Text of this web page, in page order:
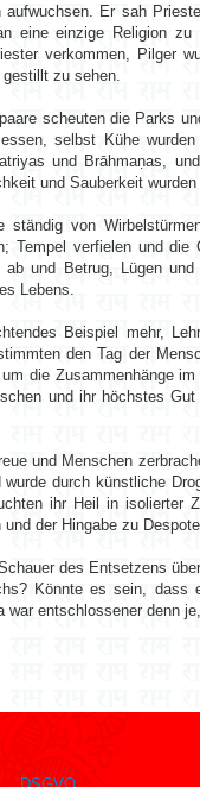
Er sah
einzige Religion zu
verkommen, Pilger
zu sehen.
scheuten die Parks
selbst Kühe
und Brāhmaṇas,
und Sauberkeit
von
verfielen und die
und Betrug, Lügen
Lebens.
Beispiel mehr,
den Tag der
die Zusammenhänge
und ihr höchstes
und Menschen
durch künstliche
ihr Heil in isolierter
der Hingabe zu
des Entsetzens
Könnte es sein, dass
entschlossener denn